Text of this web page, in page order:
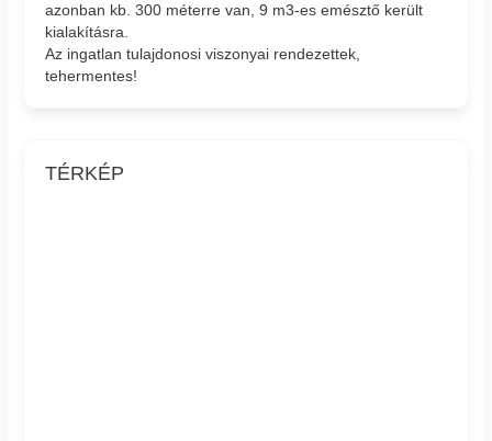
azonban kb. 300 méterre van, 9 m3-es emésztő került
kialakításra.
Az ingatlan tulajdonosi viszonyai rendezettek,
tehermentes!
TÉRKÉP